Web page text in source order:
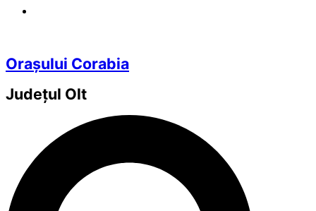
Orașului Corabia
Județul Olt